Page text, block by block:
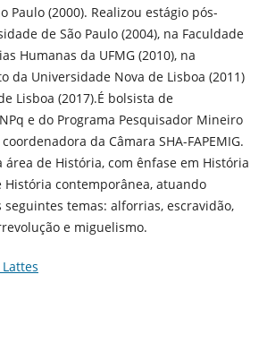
Paulo (2000). Realizou estágio pós-
de São Paulo (2004), na Faculdade
Humanas da UFMG (2010), na
da Universidade Nova de Lisboa (2011)
Lisboa (2017).É bolsista de
e do Programa Pesquisador Mineiro
coordenadora da Câmara SHA-FAPEMIG.
área de História, com ênfase em História
contemporânea, atuando
temas: alforrias, escravidão,
e miguelismo.